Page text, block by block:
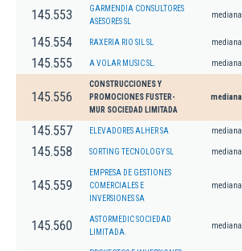
145.553
GARMENDIA CONSULTORES
ASESORES SL
mediana
145.554 RAXERIA RIO SIL SL mediana
145.555 A VOLAR MUSIC SL. mediana
145.556
CONSTRUCCIONES Y
PROMOCIONES FUSTER-
MUR SOCIEDAD LIMITADA
mediana
145.557 ELEVADORES ALHER SA mediana
145.558 SORTING TECNOLOGY SL mediana
145.559
EMPRESA DE GESTIONES
COMERCIALES E
INVERSIONES SA
mediana
145.560
ASTORMEDIC SOCIEDAD
LIMITADA.
mediana